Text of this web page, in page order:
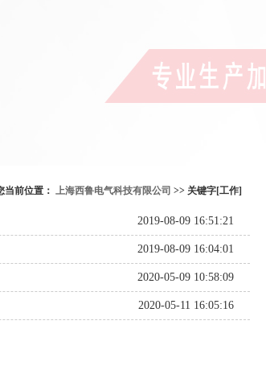
当前位置： 上海西鲁电气科技有限公司 >> 关键字[工作]
2019-08-09 16:51:21
2019-08-09 16:04:01
2020-05-09 10:58:09
2020-05-11 16:05:16